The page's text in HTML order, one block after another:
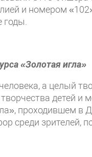
и номером
годы.
«Золотая игла»
а целый
детей и
проходившем в
среди зрителей,